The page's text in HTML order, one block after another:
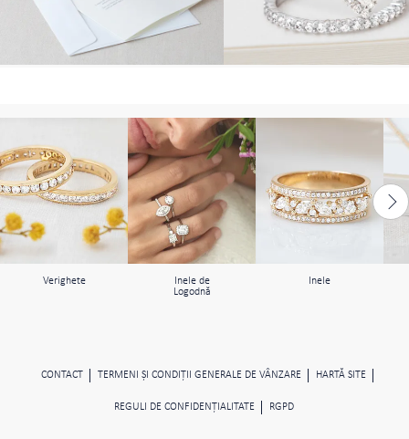
Verighete
Inele de
Logodnă
Inele
CONTACT TERMENI ŞI CONDIŢII GENERALE DE VÂNZARE HARTĂ SITE
REGULI DE CONFIDENŢIALITATE RGPD